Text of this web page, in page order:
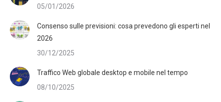
05/01/2026
Consenso sulle previsioni: cosa prevedono gli esperti nel
2026
30/12/2025
Traffico Web globale desktop e mobile nel tempo
08/10/2025